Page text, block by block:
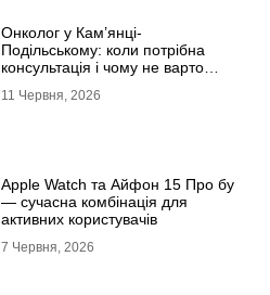
Онколог у Кам’янці-
Подільському: коли потрібна
консультація і чому не варто
11 Червня, 2026
Apple Watch та Айфон 15 Про бу
— сучасна комбінація для
активних користувачів
7 Червня, 2026